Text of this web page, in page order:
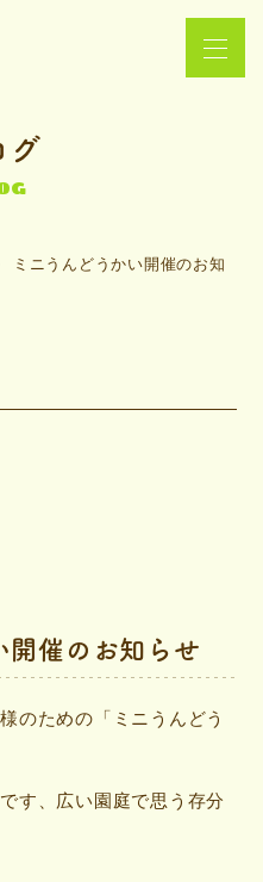
グ
ミニうんどうかい開催のお知
開催のお知らせ
のための「ミニうんどう
す、広い園庭で思う存分